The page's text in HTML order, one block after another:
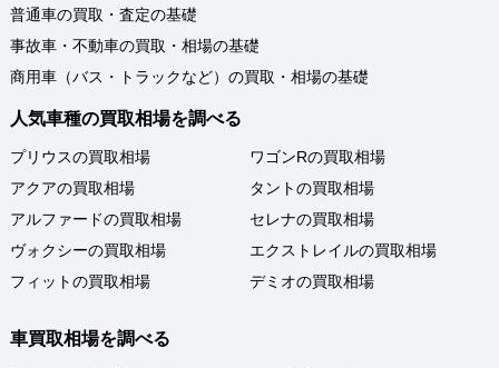
普通車の買取・査定の基礎
事故車・不動車の買取・相場の基礎
商用車（バス・トラックなど）の買取・相場の基礎
人気車種の買取相場を調べる
プリウスの買取相場
アクアの買取相場
アルファードの買取相場
ヴォクシーの買取相場
フィットの買取相場
ワゴンRの買取相場
タントの買取相場
セレナの買取相場
エクストレイルの買取相場
デミオの買取相場
車買取相場を調べる